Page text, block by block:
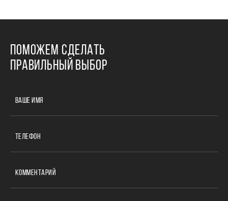
ПОМОЖЕМ СДЕЛАТЬ
ПРАВИЛЬНЫЙ ВЫБОР
ВАШЕ ИМЯ
ТЕЛЕФОН
КОММЕНТАРИЙ